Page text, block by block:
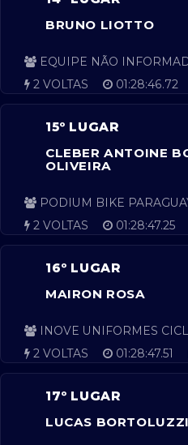
BRUNO LIOTTO
EQUIPE NÃO
2 VOLTAS
01:28:46.72
15º LUGAR
CLEBER ANTOINE
OLIVEIRA
PODIUM BIKE
2 VOLTAS
01:28:47.25
16º LUGAR
MAIRON ROSA
INOVE UNIFORMES
2 VOLTAS
01:28:47.51
17º LUGAR
LUCAS BORTOLUZZI